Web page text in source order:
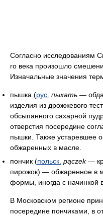
Согласно исследованиям
го века произошло
Изначальные значения
пышка (рус. пыхать —
изделия из дрожжевого
обсыпанного сахарной
отверстия посередине
пышки. Также устаревшее
обжаренных в масле.
пончик (польск. pączek—
пирожок) — обжаренное в
формы, иногда с начинкой
В Московском регионе
посередине пончиками, в